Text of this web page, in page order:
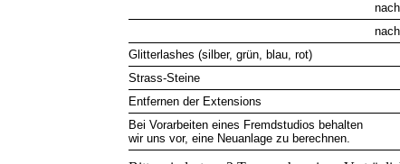
Glitterlashes (silber, grün, blau, rot)
Strass-Steine
Entfernen der Extensions
Bei Vorarbeiten eines Fremdstudios behalten
wir uns vor, eine Neuanlage zu berechnen.